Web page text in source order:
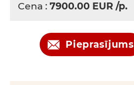
Cena : 7900.00 EUR /p.
Pieprasījums